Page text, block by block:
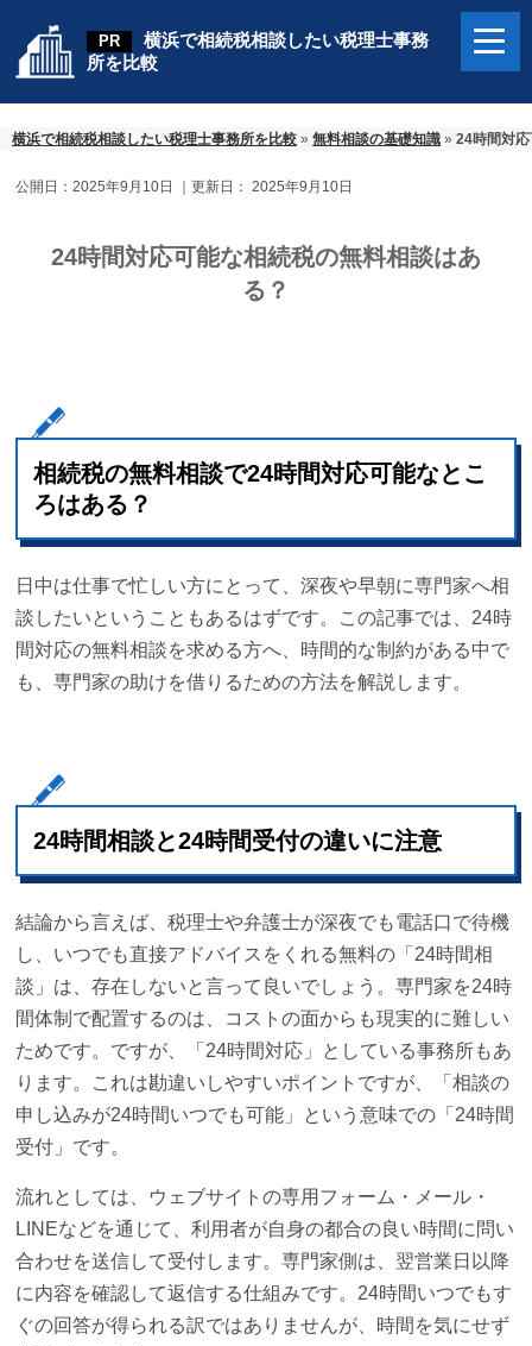
横浜で相続税相談したい税理士事務
所を比較
横浜で相続税相談したい税理士事務所を比較 » 無料相談の基礎知識 » 24時間対
公開日：2025年9月10日 ｜更新日：2025年9月10日
24時間対応可能な相続税の無料相談はあ
る？
相続税の無料相談で24時間対応可能なとこ
ろはある？
日中は仕事で忙しい方にとって、深夜や早朝に専門家へ相
談したいということもあるはずです。この記事では、24時
間対応の無料相談を求める方へ、時間的な制約がある中で
も、専門家の助けを借りるための方法を解説します。
24時間相談と24時間受付の違いに注意
結論から言えば、税理士や弁護士が深夜でも電話口で待機
し、いつでも直接アドバイスをくれる無料の「24時間相
談」は、存在しないと言って良いでしょう。専門家を24時
間体制で配置するのは、コストの面からも現実的に難しい
ためです。ですが、「24時間対応」としている事務所もあ
ります。これは勘違いしやすいポイントですが、「相談の
申し込みが24時間いつでも可能」という意味での「24時間
受付」です。
流れとしては、ウェブサイトの専用フォーム・メール・
LINEなどを通じて、利用者が自身の都合の良い時間に問い
合わせを送信して受付します。専門家側は、翌営業日以降
に内容を確認して返信する仕組みです。24時間いつでもす
ぐの回答が得られる訳ではありませんが、時間を気にせず